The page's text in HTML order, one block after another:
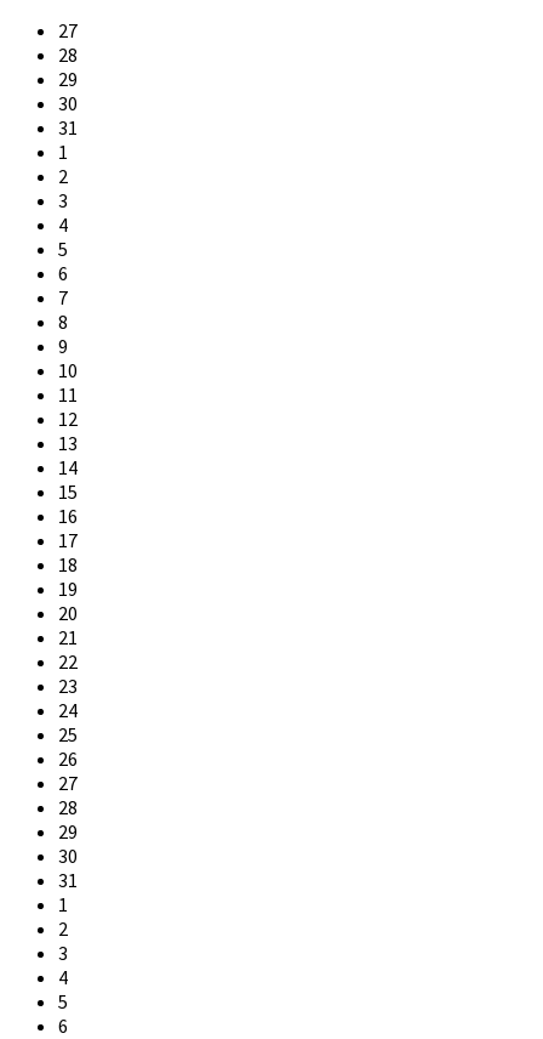
Skip
calendar
days
27
28
29
30
31
1
2
3
4
5
6
7
8
9
10
11
12
13
14
15
16
17
18
19
20
21
22
23
24
25
26
27
28
29
30
31
1
2
3
4
5
6